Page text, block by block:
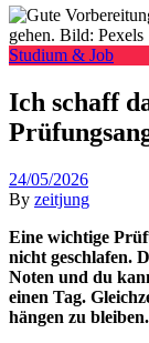
Studium & Job
Ich schaff
24/05/2026
By zeitjung
Eine wichtige
nicht geschlafen.
Noten und du
einen Tag.
hängen zu